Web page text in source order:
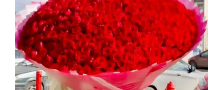
AÑADIR AL CARRITO
/
DETALLES